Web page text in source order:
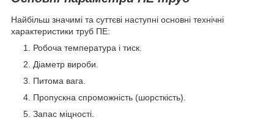
Найбільш значимі та суттєві наступні основні технічні
характеристики труб ПЕ:
Робоча температура і тиск.
Діаметр вироби.
Питома вага.
Пропускна спроможність (шорсткість).
Запас міцності.